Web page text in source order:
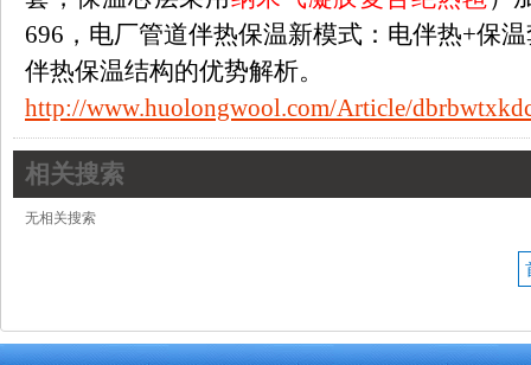
696，电厂管道伴热保温新模式：电伴热+保
伴热保温结构的优势解析。
http://www.huolongwool.com/Article/
相关搜索
无相关搜索